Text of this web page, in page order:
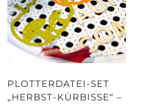
PLOTTERDATEI-SET
„HERBST-KÜRBISSE“ –